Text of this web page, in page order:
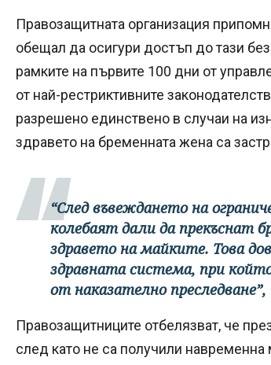
Правозащитната организация
обещал да осигури достъп до тази
рамките на първите 100 дни от
от най-рестриктивните
разрешено единствено в случаи на
здравето на бременната жена са
“След въвеждането на
колебаят дали да прекъснат
здравето на майките. Това
здравната система, при
от наказателно преследване”,
Правозащитниците отбелязват, че
след като не са получили